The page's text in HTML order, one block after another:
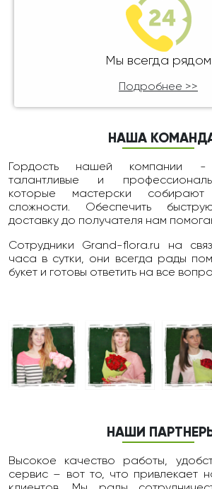
Мы всегда рядом
Подробнее >>
НАША
Гордость нашей компании
талантливые и
которые мастерски
сложности. Обеспечить
доставку до получателя нам
Сотрудники Grand-flora.ru на
чаcа в сутки, они всегда рады
букет и готовы ответить на все
НАШИ
Высокое качество работы,
сервис – вот то, что привлекает